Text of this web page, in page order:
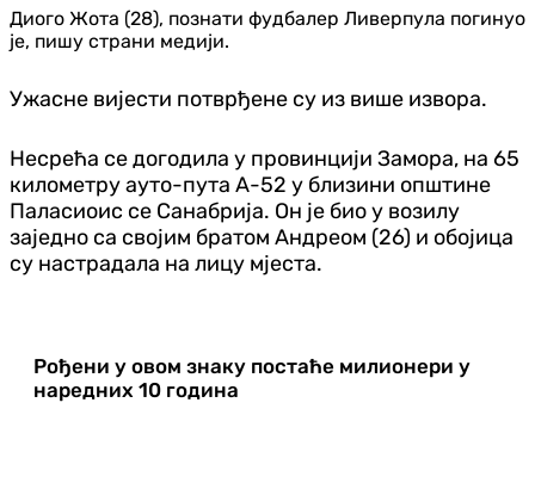
Диого Жота (28), познати фудбалер Ливерпула погинуо
је, пишу страни медији.
Ужасне вијести потврђене су из више извора.
Несрећа се догодила у провинцији Замора, на 65
километру ауто-пута А-52 у близини општине
Паласиоис се Санабрија. Он је био у возилу
заједно са својим братом Андреом (26) и обојица
су настрадала на лицу мјеста.
Рођени у овом знаку постаће милионери у
наредних 10 година